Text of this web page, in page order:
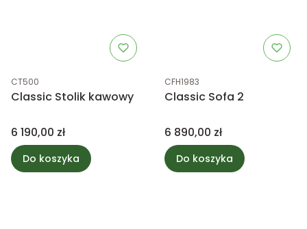
Kod produktu
CT500
Classic Stolik kawowy
Cena
6 190,00 zł
Do koszyka
Kod produktu
CFH1983
Classic Sofa 2
Cena
6 890,00 zł
Do koszyka